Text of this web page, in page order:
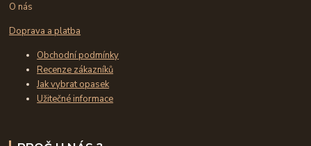
O nás
Doprava a platba
Obchodní podmínky
Recenze zákazníků
Jak vybrat opasek
Užitečné informace